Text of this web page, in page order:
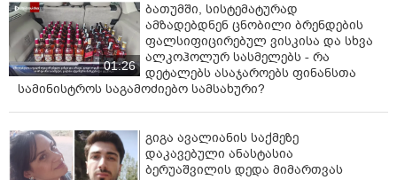
01:26
ბათუმში, სისტემატურად
ამზადებდნენ ცნობილი ბრენდების
ფალსიფიცირებულ ვისკისა და სხვა
ალკოჰოლურ სასმელებს - რა
დეტალებს ასაჯაროებს ფინანსთა
სამინისტროს საგამოძიებო სამსახური?
გიგა ავალიანის საქმეზე
დაკავებული ანასტასია
ბერუაშვილის დედა მიმართვას